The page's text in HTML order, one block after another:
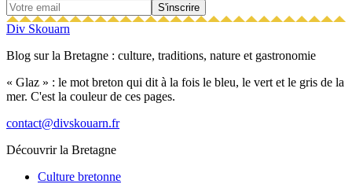
S'inscrire
Div Skouarn
Blog sur la Bretagne : culture, traditions, nature et gastronomie
« Glaz » : le mot breton qui dit à la fois le bleu, le vert et le gris de la
mer. C'est la couleur de ces pages.
contact@divskouarn.fr
Découvrir la Bretagne
Culture bretonne